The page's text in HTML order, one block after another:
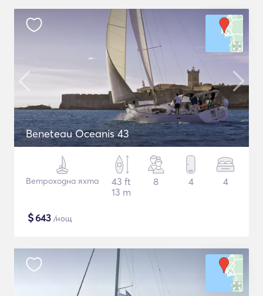
Beneteau Oceanis 43
Ветроходна яхта
43 ft
13 m
8 4 4
$643 /нощ